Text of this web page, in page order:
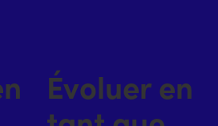
Évoluer en